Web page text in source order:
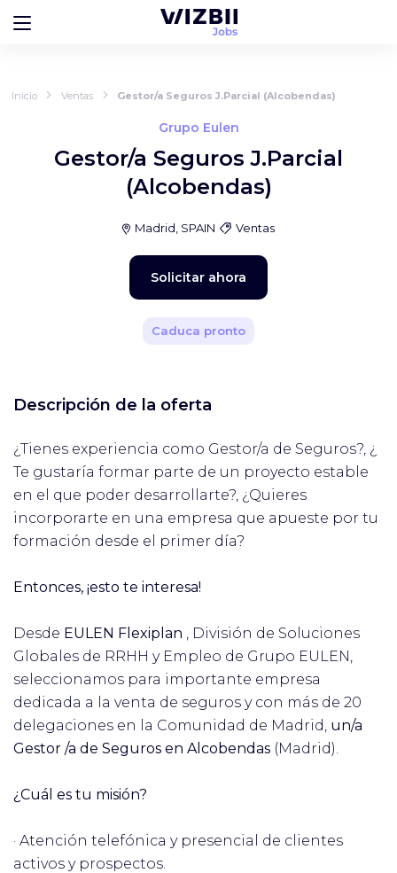
Inicio Ventas Gestor/a Seguros J.Parcial (Alcobendas)
Grupo Eulen
Gestor/a Seguros J.Parcial
(Alcobendas)
Madrid, SPAIN Ventas
Solicitar ahora
Caduca pronto
Descripción de la oferta
¿Tienes experiencia como Gestor/a de Seguros?, ¿
Te gustaría formar parte de un proyecto estable
en el que poder desarrollarte?, ¿Quieres
incorporarte en una empresa que apueste por tu
formación desde el primer día?
Entonces, ¡esto te interesa!
Desde EULEN Flexiplan , División de Soluciones
Globales de RRHH y Empleo de Grupo EULEN,
seleccionamos para importante empresa
dedicada a la venta de seguros y con más de 20
delegaciones en la Comunidad de Madrid, un/a
Gestor /a de Seguros en Alcobendas (Madrid).
¿Cuál es tu misión?
· Atención telefónica y presencial de clientes
activos y prospectos.